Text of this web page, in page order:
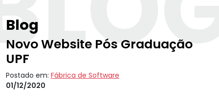
Blog
Novo Website Pós Graduação
UPF
Postado em: Fábrica de Software
01/12/2020